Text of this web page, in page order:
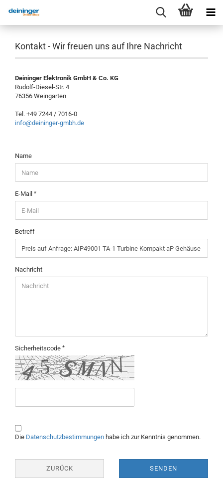
Kontakt - Wir freuen uns auf Ihre Nachricht
Deininger Elektronik GmbH & Co. KG
Rudolf-Diesel-Str. 4
76356 Weingarten
Tel. +49 7244 / 7016-0
info@deininger-gmbh.de
KONTAKT
-
WIR
FREUEN
UNS
AUF
IHRE
NACHRICHT
Name
E-Mail
Betreff
Nachricht
Sicherheitscode
DATENSCHUTZBESTIMMUNGEN
Die Datenschutzbestimmungen habe ich zur Kenntnis genommen.
ZURÜCK SENDEN